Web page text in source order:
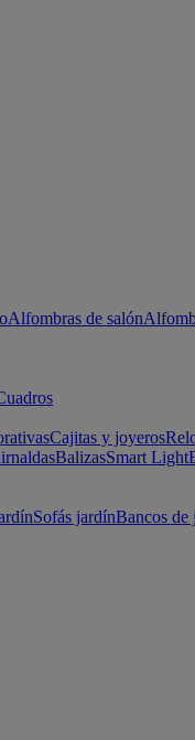
Alfombras de salón
Cajitas y joyeros
BalizasSmart Light
Sofás jardínBancos de